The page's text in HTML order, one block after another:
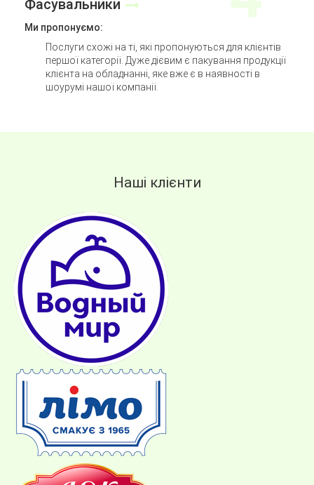
Фасувальники
Ми пропонуємо:
Послуги схожі на ті, які пропонуються для клієнтів
першої категорії. Дуже дієвим є пакування продукції
клієнта на обладнанні, яке вже є в наявності в
шоурумі нашої компанії.
Наші клієнти